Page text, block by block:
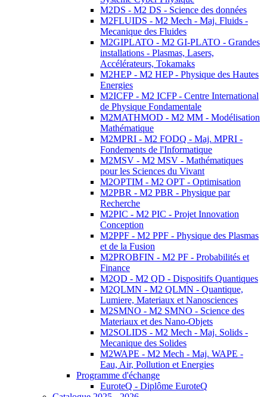
M2DS - M2 DS - Science des données
M2FLUIDS - M2 Mech - Maj. Fluids -
Mecanique des Fluides
M2GIPLATO - M2 GI-PLATO - Grandes
installations - Plasmas, Lasers,
Accélérateurs, Tokamaks
M2HEP - M2 HEP - Physique des Hautes
Energies
M2ICFP - M2 ICFP - Centre International
de Physique Fondamentale
M2MATHMOD - M2 MM - Modélisation
Mathématique
M2MPRI - M2 FODQ - Maj. MPRI -
Fondements de l'Informatique
M2MSV - M2 MSV - Mathématiques
pour les Sciences du Vivant
M2OPTIM - M2 OPT - Optimisation
M2PBR - M2 PBR - Physique par
Recherche
M2PIC - M2 PIC - Projet Innovation
Conception
M2PPF - M2 PPF - Physique des Plasmas
et de la Fusion
M2PROBFIN - M2 PF - Probabilités et
Finance
M2QD - M2 QD - Dispositifs Quantiques
M2QLMN - M2 QLMN - Quantique,
Lumiere, Materiaux et Nanosciences
M2SMNO - M2 SMNO - Science des
Materiaux et des Nano-Objets
M2SOLIDS - M2 Mech - Maj. Solids -
Mecanique des Solides
M2WAPE - M2 Mech - Maj. WAPE -
Eau, Air, Pollution et Energies
Programme d'échange
EuroteQ - Diplôme EuroteQ